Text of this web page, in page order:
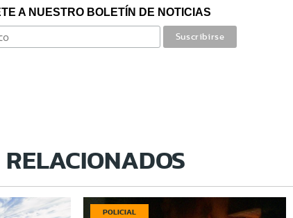
A NUESTRO BOLETÍN DE NOTICIAS
POLICIAL